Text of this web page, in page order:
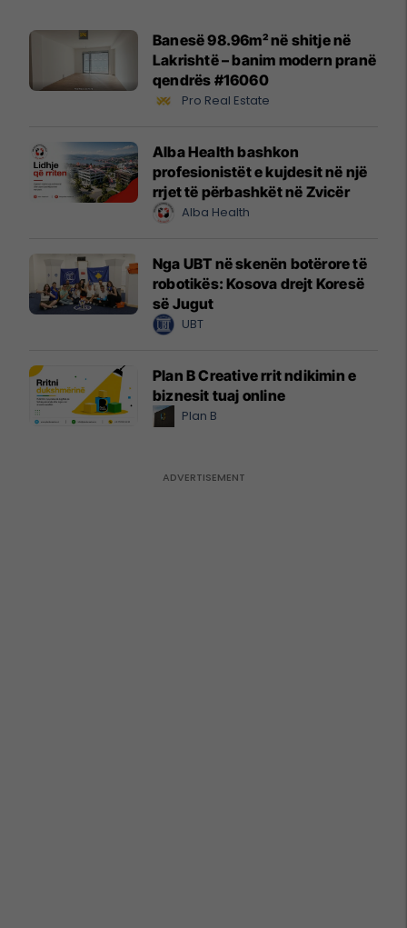
Banesë 98.96m² në shitje në
Lakrishtë – banim modern pranë
qendrës #16060
Pro Real Estate
Alba Health bashkon
profesionistët e kujdesit në një
rrjet të përbashkët në Zvicër
Alba Health
Nga UBT në skenën botërore të
robotikës: Kosova drejt Koresë
së Jugut
UBT
Plan B Creative rrit ndikimin e
biznesit tuaj online
Plan B